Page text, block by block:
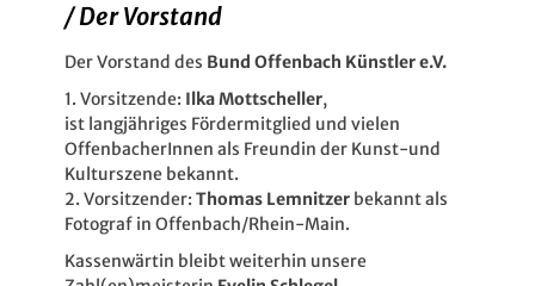
/ Der Vorstand
Der Vorstand des Bund Offenbach Künstler e.V.
1. Vorsitzende: Ilka Mottscheller,
ist langjähriges Fördermitglied und vielen
OffenbacherInnen als Freundin der Kunst-und
Kulturszene bekannt.
2. Vorsitzender: Thomas Lemnitzer bekannt als
Fotograf in Offenbach/Rhein-Main.
Kassenwärtin bleibt weiterhin unsere